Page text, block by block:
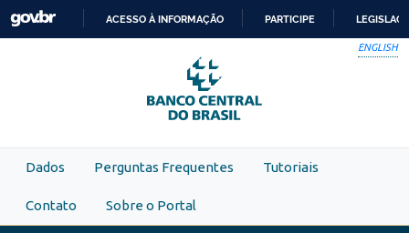
Skip to main content
PARA
O
CONTEÚDO
ACESSO À INFORMAÇÃO PARTICIPE
ENGLISH
Dados Perguntas Frequentes Tutoriais
Contato Sobre o Portal